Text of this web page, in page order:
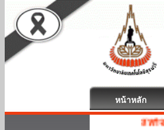
หน้าหลัก
สหกิจศึก